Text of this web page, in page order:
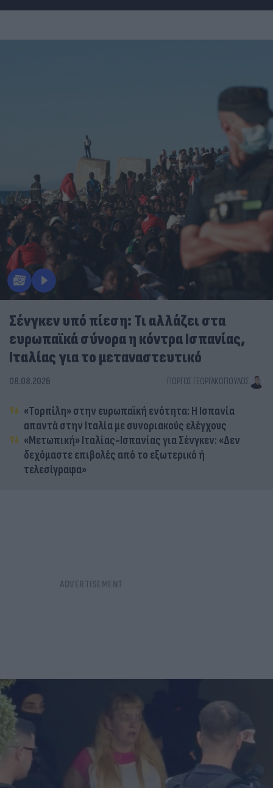
Σένγκεν υπό πίεση: Τι αλλάζει στα
ευρωπαϊκά σύνορα η κόντρα Ισπανίας,
Ιταλίας για το μεταναστευτικό
08.08.2026 ΓΙΏΡΓΟΣ ΓΕΩΡΓΑΚΌΠΟΥΛΟΣ
«Τορπίλη» στην ευρωπαϊκή ενότητα: Η Ισπανία
απαντά στην Ιταλία με συνοριακούς ελέγχους
«Μετωπική» Ιταλίας-Ισπανίας για Σένγκεν: «Δεν
δεχόμαστε επιβολές από το εξωτερικό ή
τελεσίγραφα»